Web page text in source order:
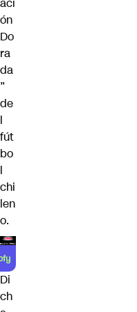
aci
ón
Do
ra
da
”
de
l
fút
bo
l
chi
len
o.
Di
ch